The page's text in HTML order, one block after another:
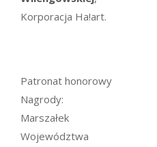
Korporacja Ha!art.
Patronat honorowy
Nagrody:
Marszałek
Województwa